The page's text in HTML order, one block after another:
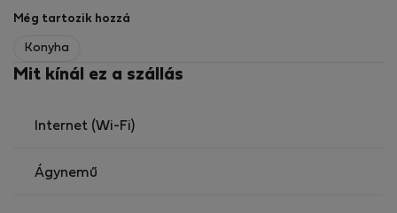
Még tartozik hozzá
Konyha
Mit kínál ez a szállás
Internet (Wi-Fi)
Ágynemű